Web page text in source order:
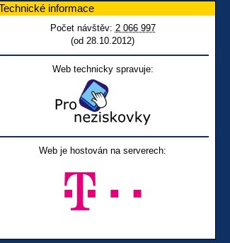
informace
Počet návštěv: 2 066 997
(od 28.10.2012)
Web technicky spravuje:
Web je hostován na serverech: